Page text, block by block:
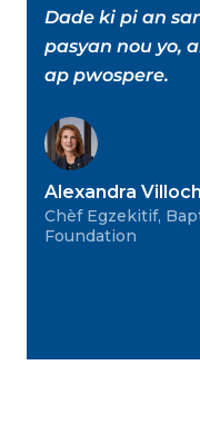
Dade ki pi an
pasyan nou yo,
ap pwospere.
Alexandra Villoch
Chèf Egzekitif,
Foundation